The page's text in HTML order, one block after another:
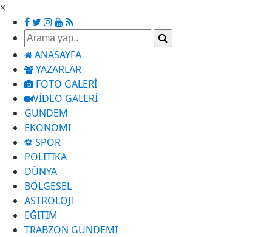
×
ANASAYFA
YAZARLAR
FOTO GALERİ
VİDEO GALERİ
GÜNDEM
EKONOMI
⚽ SPOR
POLITIKA
DÜNYA
BÖLGESEL
ASTROLOJI
EĞITIM
TRABZON GÜNDEMI